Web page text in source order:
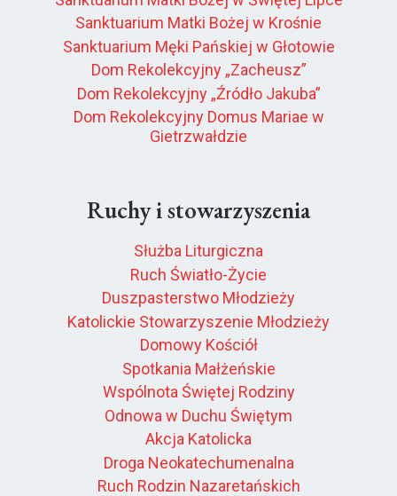
Sanktuarium Matki Bożej w Krośnie
Sanktuarium Męki Pańskiej w Głotowie
Dom Rekolekcyjny „Zacheusz”
Dom Rekolekcyjny „Źródło Jakuba”
Dom Rekolekcyjny Domus Mariae w
Gietrzwałdzie
Ruchy i stowarzyszenia
Służba Liturgiczna
Ruch Światło-Życie
Duszpasterstwo Młodzieży
Katolickie Stowarzyszenie Młodzieży
Domowy Kościół
Spotkania Małżeńskie
Wspólnota Świętej Rodziny
Odnowa w Duchu Świętym
Akcja Katolicka
Droga Neokatechumenalna
Ruch Rodzin Nazaretańskich